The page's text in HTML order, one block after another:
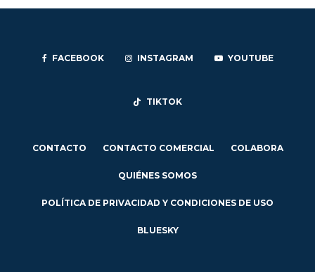
FACEBOOK INSTAGRAM YOUTUBE
TIKTOK
CONTACTO CONTACTO COMERCIAL COLABORA
QUIÉNES SOMOS
POLÍTICA DE PRIVACIDAD Y CONDICIONES DE USO
BLUESKY